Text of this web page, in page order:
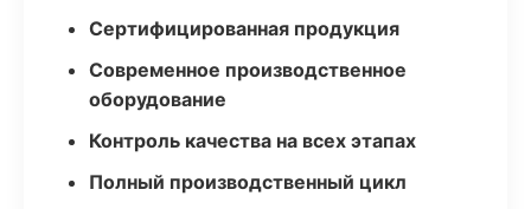
Сертифицированная продукция
Современное производственное
оборудование
Контроль качества на всех этапах
Полный производственный цикл